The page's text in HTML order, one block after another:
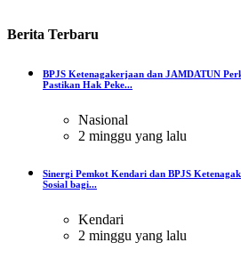
Berita Terbaru
BPJS Ketenagakerjaan dan JAMDATUN
Pastikan Hak Peke...
Nasional
2 minggu yang lalu
Sinergi Pemkot Kendari dan BPJS
Sosial bagi...
Kendari
2 minggu yang lalu